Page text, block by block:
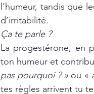
l’humeur, tandis que
d’irritabilité.
Ça te parle ?
La progestérone, en
ton humeur et
pas pourquoi ? » ou «
tes règles arrivent tu te